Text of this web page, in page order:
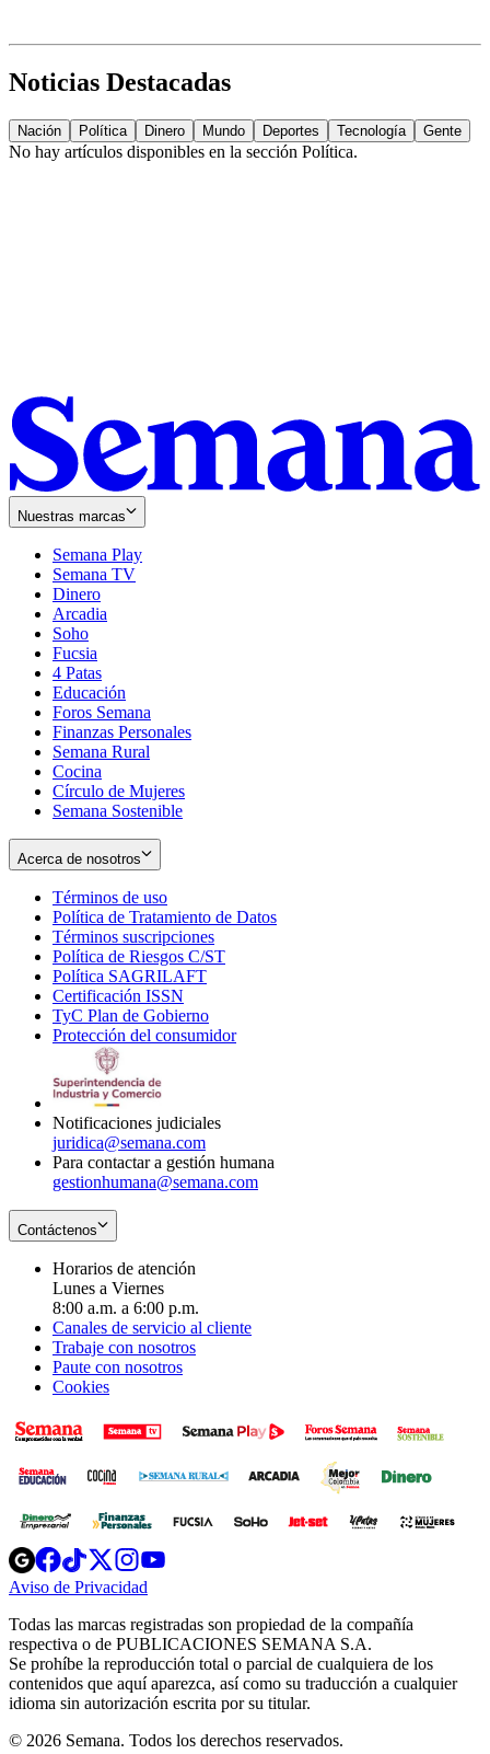
Noticias Destacadas
Nación Política Dinero Mundo Deportes Tecnología Gente
No hay artículos disponibles en la sección Política.
Nuestras marcas
Semana Play
Semana TV
Dinero
Arcadia
Soho
in
new
window
Fucsia
in
new
window
4 Patas
Educación
Foros Semana
Finanzas Personales
Semana Rural
Cocina
Círculo de Mujeres
Semana Sostenible
Acerca de nosotros
Términos de uso
in
new
window
Política de Tratamiento de Datos
Términos suscripciones
in
Política de Riesgos C/ST
Política SAGRILAFT
new
window
Certificación ISSN
in
new
TyC Plan de Gobierno
in
Protección del consumidorOpens
Notificaciones judiciales
juridica@semana.com
Para contactar a gestión humana
gestionhumana@semana.com
Contáctenos
Horarios de atención
Lunes a Viernes
8:00 a.m. a 6:00 p.m.
Canales de servicio al cliente
Trabaje con nosotros
Paute con nosotros
Cookies
Opens
in
new
Opens
in
new
Opens
in
new
window
Opens
new
windowwindow
Aviso de Privacidad
new
window
Todas las marcas registradas son propiedad de la compañía
respectiva o de PUBLICACIONES SEMANA S.A.
Se prohíbe la reproducción total o parcial de cualquiera de los
contenidos que aquí aparezca, así como su traducción a cualquier
idioma sin autorización escrita por su titular.
© 2026 Semana. Todos los derechos reservados.